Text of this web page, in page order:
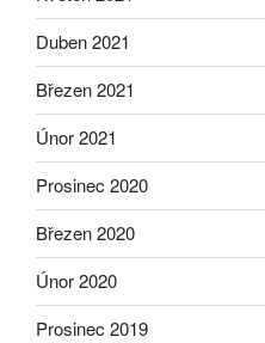
Duben 2021
Březen 2021
Únor 2021
Prosinec 2020
Březen 2020
Únor 2020
Prosinec 2019